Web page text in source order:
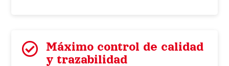

Máximo control de calidad
y trazabilidad